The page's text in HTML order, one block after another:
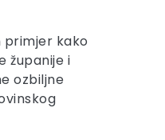
primjer kako
županije i
ozbiljne